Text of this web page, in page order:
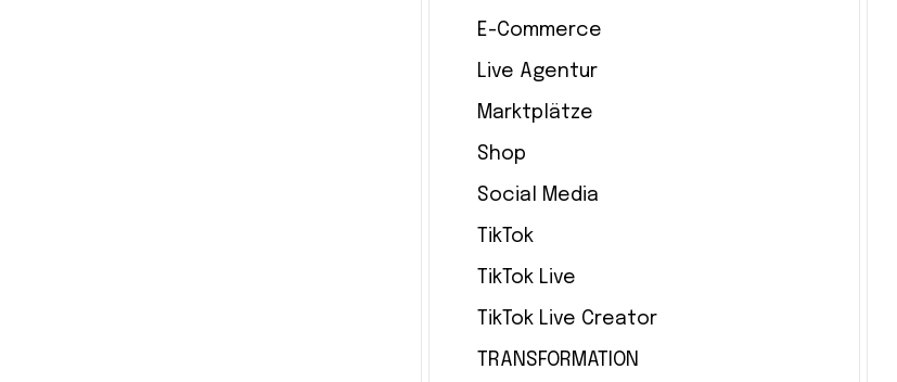
E-Commerce
Live Agentur
Marktplätze
Shop
Social Media
TikTok
TikTok Live
TikTok Live Creator
TRANSFORMATION